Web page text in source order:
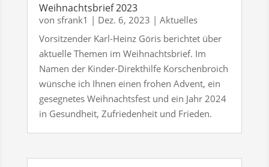
Weihnachtsbrief 2023
von sfrank1 | Dez. 6, 2023 | Aktuelles
Vorsitzender Karl-Heinz Göris berichtet über
aktuelle Themen im Weihnachtsbrief. Im
Namen der Kinder-Direkthilfe Korschenbroich
wünsche ich Ihnen einen frohen Advent, ein
gesegnetes Weihnachtsfest und ein Jahr 2024
in Gesundheit, Zufriedenheit und Frieden.